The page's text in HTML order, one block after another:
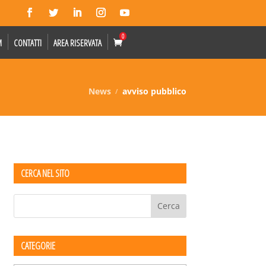
CONTATTI AREA RISERVATA
0
News avviso pubblico
CERCA NEL SITO
CATEGORIE